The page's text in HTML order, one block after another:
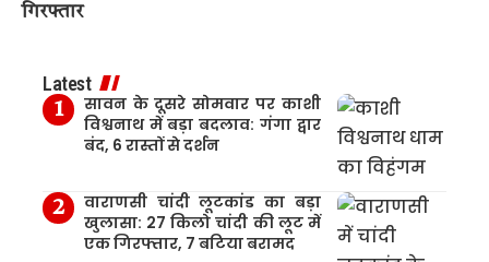
गिरफ्तार
Latest
सावन के दूसरे सोमवार पर काशी
विश्वनाथ में बड़ा बदलाव: गंगा द्वार
बंद, 6 रास्तों से दर्शन
वाराणसी चांदी लूटकांड का बड़ा
खुलासा: 27 किलो चांदी की लूट में
एक गिरफ्तार, 7 बटिया बरामद